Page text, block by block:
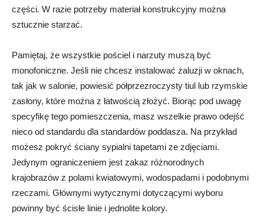
części. W razie potrzeby materiał konstrukcyjny można
sztucznie starzać.
Pamiętaj, że wszystkie pościel i narzuty muszą być
monofoniczne. Jeśli nie chcesz instalować żaluzji w oknach,
tak jak w salonie, powiesić półprzezroczysty tiul lub rzymskie
zasłony, które można z łatwością złożyć. Biorąc pod uwagę
specyfikę tego pomieszczenia, masz wszelkie prawo odejść
nieco od standardu dla standardów poddasza. Na przykład
możesz pokryć ściany sypialni tapetami ze zdjęciami.
Jedynym ograniczeniem jest zakaz różnorodnych
krajobrazów z polami kwiatowymi, wodospadami i podobnymi
rzeczami. Głównymi wytycznymi dotyczącymi wyboru
powinny być ścisłe linie i jednolite kolory.